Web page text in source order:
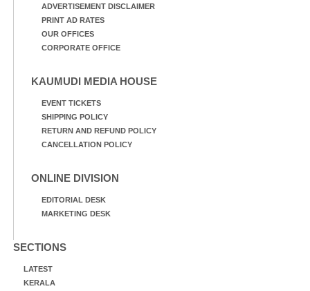
ADVERTISEMENT DISCLAIMER
PRINT AD RATES
OUR OFFICES
CORPORATE OFFICE
KAUMUDI MEDIA HOUSE
EVENT TICKETS
SHIPPING POLICY
RETURN AND REFUND POLICY
CANCELLATION POLICY
ONLINE DIVISION
EDITORIAL DESK
MARKETING DESK
SECTIONS
LATEST
KERALA